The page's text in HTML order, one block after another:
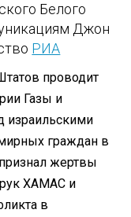
Белого
Джон
РИА
проводит
Газы и
израильскими
граждан в
жертвы
рук ХАМАС и
в